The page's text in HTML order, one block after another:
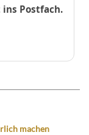
Postfach.
machen